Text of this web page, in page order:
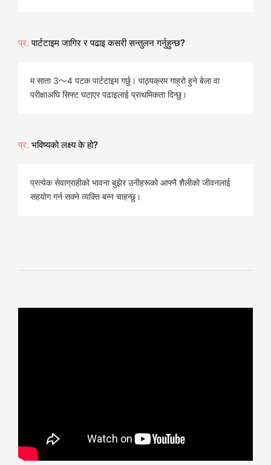
प्र. पार्टटाइम जागिर र पढाइ कसरी सन्तुलन गर्नुहुन्छ?
म साता 3〜4 पटक पार्टटाइम गर्छु। पाठ्यक्रम गाह्रो हुने बेला वा
परीक्षाअघि सिफ्ट घटाएर पढाइलाई प्राथमिकता दिन्छु।
प्र. भविष्यको लक्ष्य के हो?
प्रत्येक सेवाग्राहीको भावना बुझेर उनीहरूको आफ्नै शैलीको जीवनलाई
सहयोग गर्न सक्ने व्यक्ति बन्न चाहन्छु।